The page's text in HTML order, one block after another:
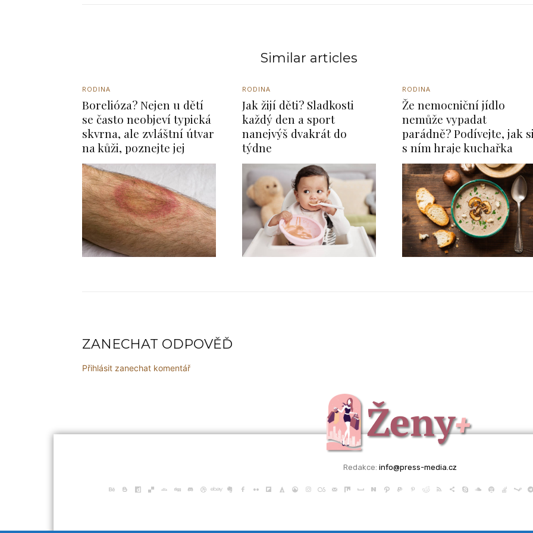
Similar articles
RODINA
Borelióza? Nejen u dětí
se často neobjeví typická
skvrna, ale zvláštní útvar
na kůži, poznejte jej
RODINA
Jak žijí děti? Sladkosti
každý den a sport
nanejvýš dvakrát do
týdne
RODINA
Že nemocniční jídlo
nemůže vypadat
parádně? Podívejte, jak
s ním hraje kuchařka
ZANECHAT ODPOVĚĎ
Přihlásit zanechat komentář
Redakce: info@press-media.cz